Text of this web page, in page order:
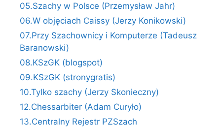
05.Szachy w Polsce (Przemysław Jahr)
06.W objęciach Caissy (Jerzy Konikowski)
07.Przy Szachownicy i Komputerze (Tadeusz
Baranowski)
08.KSzGK (blogspot)
09.KSzGK (stronygratis)
10.Tylko szachy (Jerzy Skonieczny)
12.Chessarbiter (Adam Curyło)
13.Centralny Rejestr PZSzach